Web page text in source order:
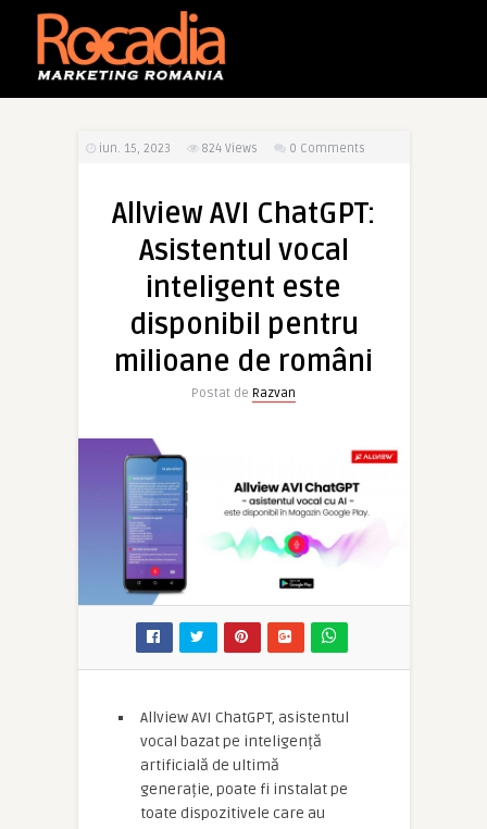
iun. 15, 2023 824 Views 0 Comments
Allview AVI ChatGPT:
Asistentul vocal
inteligent este
disponibil pentru
milioane de români
Postat de Razvan
Allview AVI ChatGPT, asistentul
vocal bazat pe inteligență
artificială de ultimă
generație, poate fi instalat pe
toate dispozitivele care au